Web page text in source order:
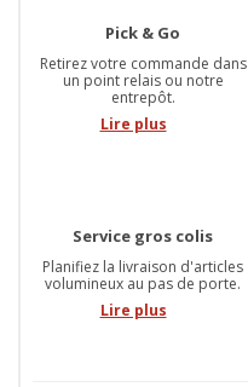
Pick & Go
Retirez votre commande dans
un point relais ou notre
entrepôt.
Lire plus
Service gros colis
Planifiez la livraison d'articles
volumineux au pas de porte.
Lire plus